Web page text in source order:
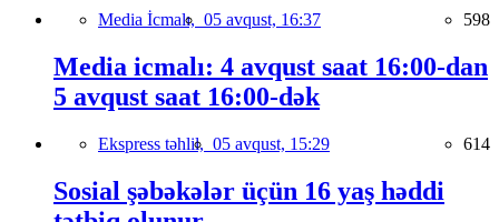
Media İcmalı, 05 avqust, 16:37 598
Media icmalı: 4 avqust saat 16:00-dan
5 avqust saat 16:00-dək
Ekspress təhlil, 05 avqust, 15:29 614
Sosial şəbəkələr üçün 16 yaş həddi